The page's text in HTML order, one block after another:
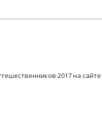
2017 на сайте